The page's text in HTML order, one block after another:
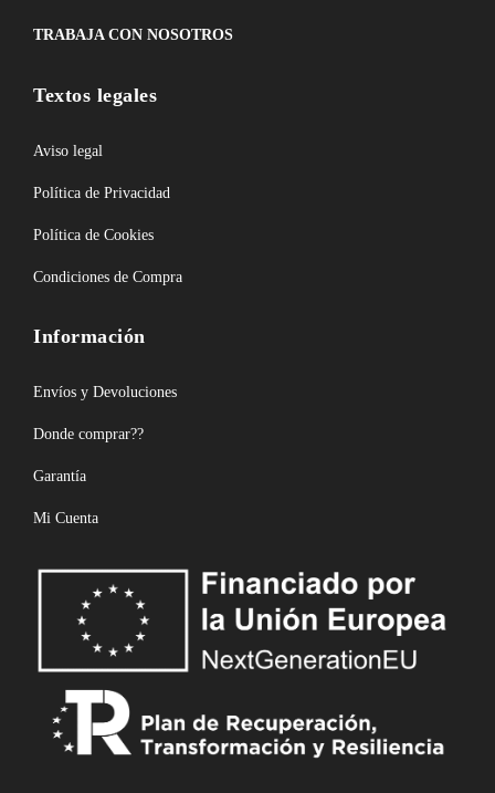
TRABAJA CON NOSOTROS
Textos legales
Aviso legal
Política de Privacidad
Política de Cookies
Condiciones de Compra
Información
Envíos y Devoluciones
Donde comprar??
Garantía
Mi Cuenta